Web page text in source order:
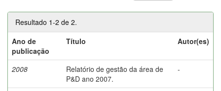
Resultado 1-2 de 2.
Ano de
publicação
Título Autor(es)
2008
Relatório de gestão da área de
P&D ano 2007.
-